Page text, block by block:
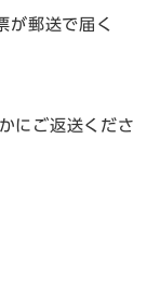
が郵送で届く
にご返送くださ